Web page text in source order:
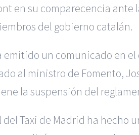
en su comparecencia
del gobierno catalán.
emitido un comunicado en
al ministro de Fomento,
la suspensión del
Taxi de Madrid ha